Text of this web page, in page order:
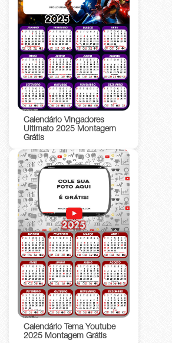
Calendário Vingadores
Ultimato 2025 Montagem
Grátis
Calendário Tema Youtube
2025 Montagem Grátis